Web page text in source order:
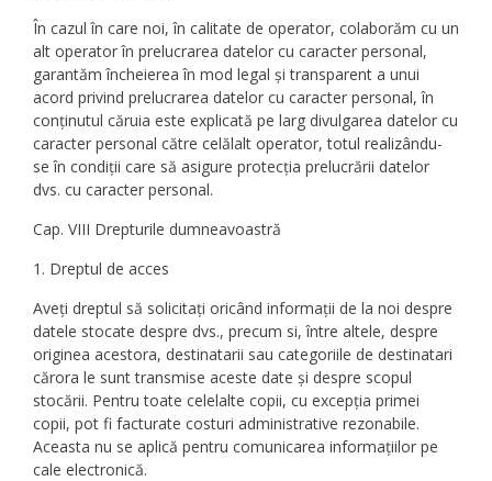
În cazul în care noi, în calitate de operator, colaborăm cu un
alt operator în prelucrarea datelor cu caracter personal,
garantăm încheierea în mod legal și transparent a unui
acord privind prelucrarea datelor cu caracter personal, în
conținutul căruia este explicată pe larg divulgarea datelor cu
caracter personal către celălalt operator, totul realizându-
se în condiții care să asigure protecția prelucrării datelor
dvs. cu caracter personal.
Cap. VIII Drepturile dumneavoastră
1. Dreptul de acces
Aveți dreptul să solicitați oricând informații de la noi despre
datele stocate despre dvs., precum si, între altele, despre
originea acestora, destinatarii sau categoriile de destinatari
cărora le sunt transmise aceste date și despre scopul
stocării. Pentru toate celelalte copii, cu excepția primei
copii, pot fi facturate costuri administrative rezonabile.
Aceasta nu se aplică pentru comunicarea informațiilor pe
cale electronică.